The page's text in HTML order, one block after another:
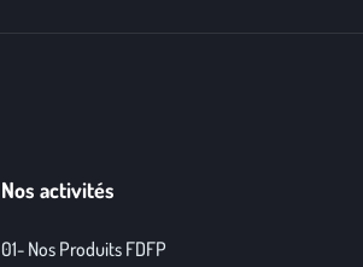
Nos activités
01- Nos Produits FDFP